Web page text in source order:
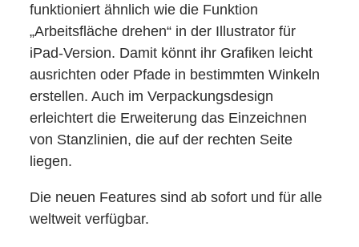
funktioniert ähnlich wie die Funktion
„Arbeitsfläche drehen“ in der Illustrator für
iPad-Version. Damit könnt ihr Grafiken leicht
ausrichten oder Pfade in bestimmten Winkeln
erstellen. Auch im Verpackungsdesign
erleichtert die Erweiterung das Einzeichnen
von Stanzlinien, die auf der rechten Seite
liegen.
Die neuen Features sind ab sofort und für alle
weltweit verfügbar.